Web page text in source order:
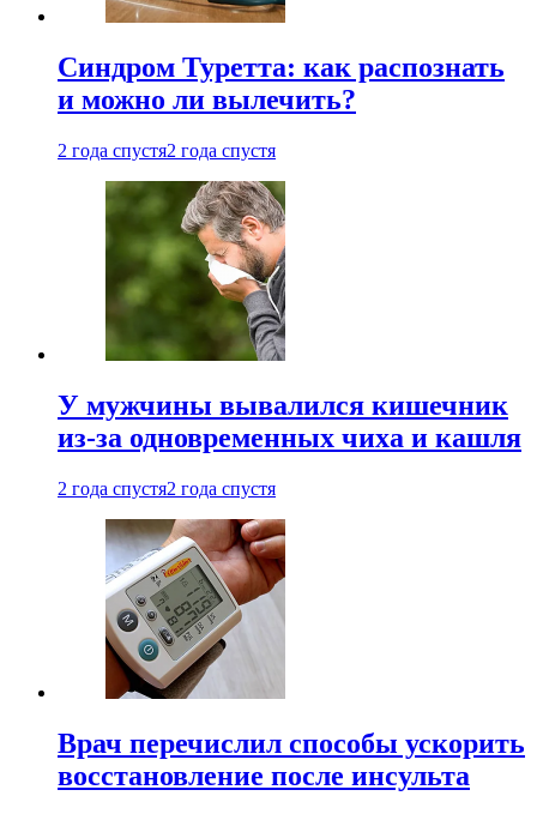
Синдром Туретта: как распознать
и можно ли вылечить?
2 года спустя2 года спустя
У мужчины вывалился кишечник
из-за одновременных чиха и кашля
2 года спустя2 года спустя
Врач перечислил способы ускорить
восстановление после инсульта